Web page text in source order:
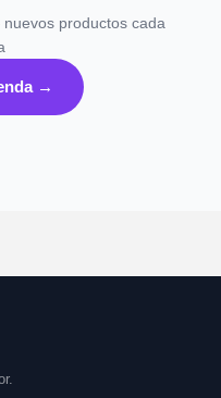
productos cada
→